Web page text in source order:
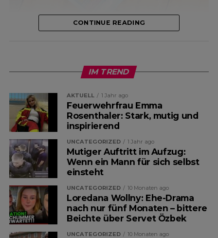
Eine scheinbar alltägliche
entwickelt sich derzeit zu einem
der meistdiskutierten Themen in
den sozialen Medien. Auslöser ist
eine Geschichte, die auf Facebook
tausendfach geteilt und
kommentiert wurde. Im
Mittelpunkt steht ein 20-Euro-
Schein, der angeblich während
CONTINUE READING
IM TREND
AKTUELL 1 Jahr ago
Feuerwehrfrau Emma
Rosenthaler: Stark, mutig und
inspirierend
UNCATEGORIZED 1 Jahr ago
Mutiger Auftritt im Aufzug:
Wenn ein Mann für sich selbst
einsteht
UNCATEGORIZED 10 Monaten ago
Loredana Wollny: Ehe-Drama
nach nur fünf Monaten – bittere
Beichte über Servet Özbek
UNCATEGORIZED 10 Monaten ago